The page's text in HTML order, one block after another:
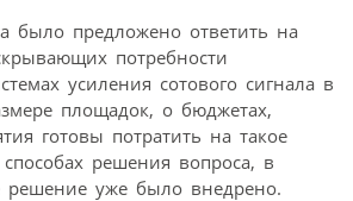
было предложено ответить на
потребности
усиления сотового сигнала в
площадок, о бюджетах,
готовы потратить на такое
решения вопроса, в
решение уже было внедрено.